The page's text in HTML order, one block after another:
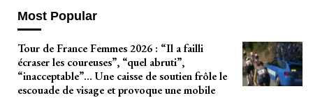
Most Popular
Tour de France Femmes 2026 : “Il a failli
écraser les coureuses”, “quel abruti”,
“inacceptable”… Une caisse de soutien frôle le
escouade de visage et provoque une mobile